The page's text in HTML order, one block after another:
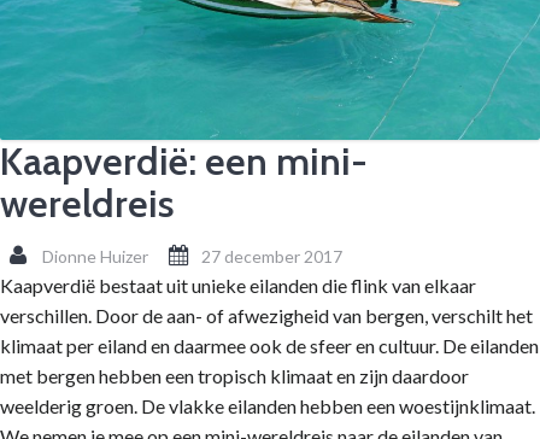
Kaapverdië: een mini-
wereldreis
Dionne Huizer 27 december 2017
Kaapverdië bestaat uit unieke eilanden die flink van elkaar
verschillen. Door de aan- of afwezigheid van bergen, verschilt het
klimaat per eiland en daarmee ook de sfeer en cultuur. De eilanden
met bergen hebben een tropisch klimaat en zijn daardoor
weelderig groen. De vlakke eilanden hebben een woestijnklimaat.